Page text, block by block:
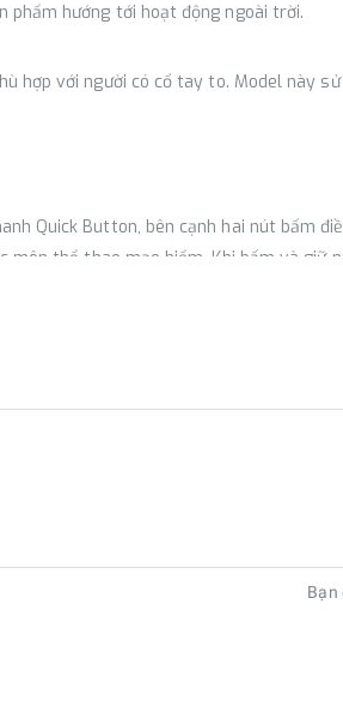
phẩm hướng tới hoạt động ngoài trời.
hợp với người có cổ tay to. Model này
Quick Button, bên cạnh hai nút bấm
môn thể thao mạo hiểm. Khi bấm và
lúc ngủ (SHR), biến động nhịp tim lúc
hiện tại theo thời gian thực để người
hóa hiệu quả của việc luyện tập. Trong
Bạn